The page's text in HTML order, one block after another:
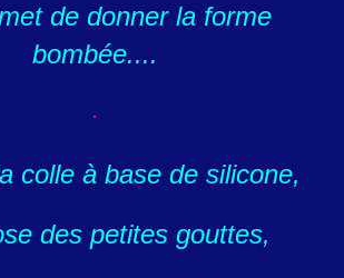
de donner la forme
bombée....
colle à base de silicone,
des petites gouttes,